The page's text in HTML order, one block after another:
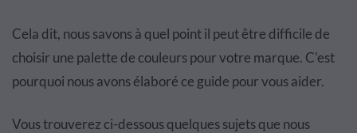
Cela dit, nous savons à quel point il peut être difficile de
choisir une palette de couleurs pour votre marque. C'est
pourquoi nous avons élaboré ce guide pour vous aider.
Vous trouverez ci-dessous quelques sujets que nous